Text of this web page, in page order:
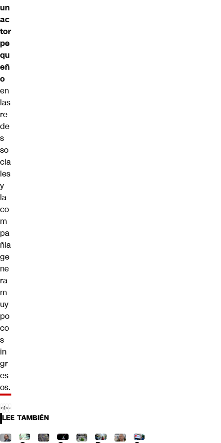
un
ac
tor
pe
qu
eñ
o
en
las
re
de
s
so
cia
les
y
la
co
m
pa
ñía
ge
ne
ra
m
uy
po
co
s
in
gr
es
os.
LEE TAMBIÉN